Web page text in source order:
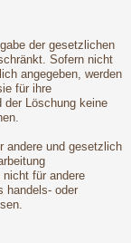
der gesetzlichen
Sofern nicht
angegeben, werden
für ihre
der Löschung keine
andere und gesetzlich
für andere
handels- oder